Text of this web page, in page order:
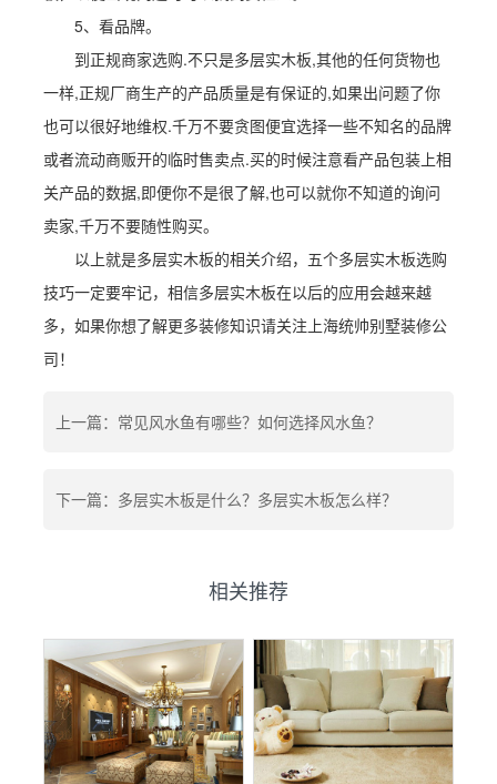
5、看品牌。
到正规商家选购.不只是多层实木板,其他的任何货物也
一样,正规厂商生产的产品质量是有保证的,如果出问题了你
也可以很好地维权.千万不要贪图便宜选择一些不知名的品牌
或者流动商贩开的临时售卖点.买的时候注意看产品包装上相
关产品的数据,即便你不是很了解,也可以就你不知道的询问
卖家,千万不要随性购买。
以上就是多层实木板的相关介绍，五个多层实木板选购
技巧一定要牢记，相信多层实木板在以后的应用会越来越
多，如果你想了解更多装修知识请关注上海统帅别墅装修公
司！
上一篇：常见风水鱼有哪些？如何选择风水鱼？
下一篇：多层实木板是什么？多层实木板怎么样？
相关推荐